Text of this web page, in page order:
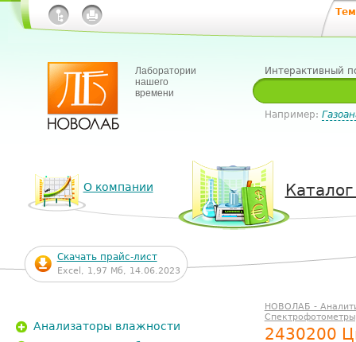
Лаборатории
нашего
времени
Интерактивный
Например:
О компании
Скачать прайс-лист
Excel, 1,97 Мб, 14.06.2023
НОВОЛАБ -
2430200
Анализаторы влажности